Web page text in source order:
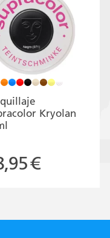
Kryolan
€